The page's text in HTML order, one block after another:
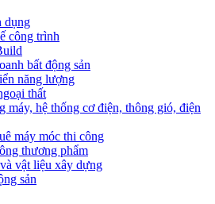
dụng
công trình
bất động sản
năng lượng
thất
máy, hệ thống cơ điện, thông gió, điện
máy móc thi công
thương phẩm
vật liệu xây dựng
sản